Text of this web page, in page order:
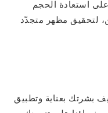
استعادة الحجم
لتحقيق مظهر متجدّد
بشرتك بعناية وتطبيق